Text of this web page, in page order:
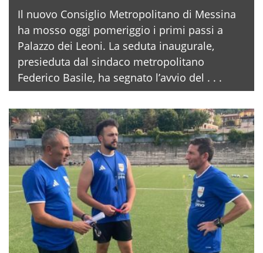
Il nuovo Consiglio Metropolitano di Messina
ha mosso oggi pomeriggio i primi passi a
Palazzo dei Leoni. La seduta inaugurale,
presieduta dal sindaco metropolitano
Federico Basile, ha segnato l’avvio del . . .